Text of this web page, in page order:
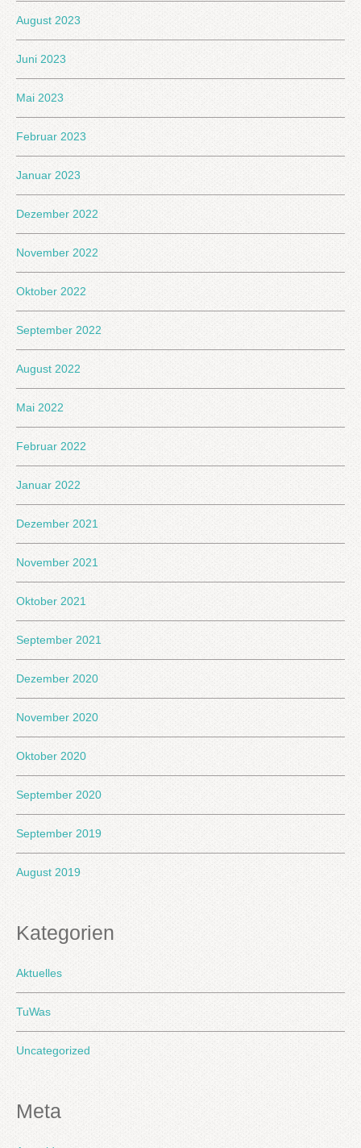
August 2023
Juni 2023
Mai 2023
Februar 2023
Januar 2023
Dezember 2022
November 2022
Oktober 2022
September 2022
August 2022
Mai 2022
Februar 2022
Januar 2022
Dezember 2021
November 2021
Oktober 2021
September 2021
Dezember 2020
November 2020
Oktober 2020
September 2020
September 2019
August 2019
Kategorien
Aktuelles
TuWas
Uncategorized
Meta